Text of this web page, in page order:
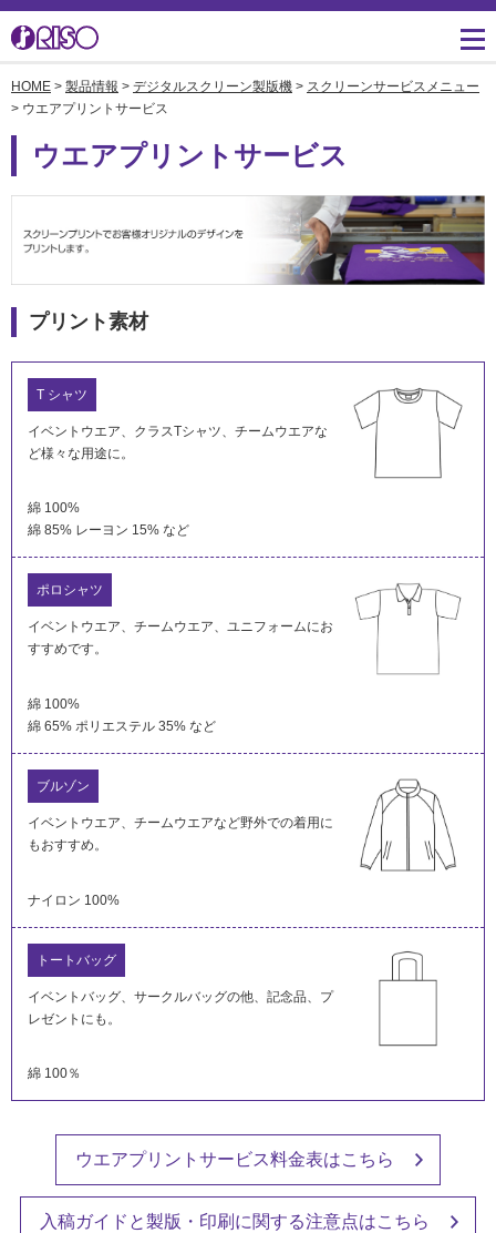
用途・事例紹介 トップ
導入事例
お役立ち記事
素材ダウンロード
サポート トップ
わせ一覧
ダウンロード
閉じる
知る・学ぶTOP
広報誌『理想の詩』
理想科学のものづくり
数字でわかる理想科学
鹿島アントラーズ応援サ
企業情報TOP
会社概要
マネジメント
事業拠点一覧
株主・投資家情報
HOME > 製品情報 > デジタルスクリーン製版機 > スクリーンサービスメニュー
> ウエアプリントサービス
ウエアプリントサービス
プリント素材
T シャツ
イベントウエア、クラスTシャツ、チームウエアな
ど様々な用途に。
綿 100%
綿 85% レーヨン 15% など
ポロシャツ
イベントウエア、チームウエア、ユニフォームにお
すすめです。
綿 100%
綿 65% ポリエステル 35% など
ブルゾン
イベントウエア、チームウエアなど野外での着用に
もおすすめ。
ナイロン 100%
トートバッグ
イベントバッグ、サークルバッグの他、記念品、プ
レゼントにも。
綿 100％
ウエアプリントサービス料金表はこちら
入稿ガイドと製版・印刷に関する注意点はこちら